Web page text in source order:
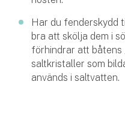
Har du fenderskydd
bra att skölja dem i
förhindrar att
saltkristaller som
används i saltvatten.